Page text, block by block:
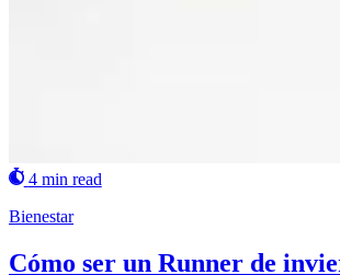
4 min read
Bienestar
Cómo ser un Runner de